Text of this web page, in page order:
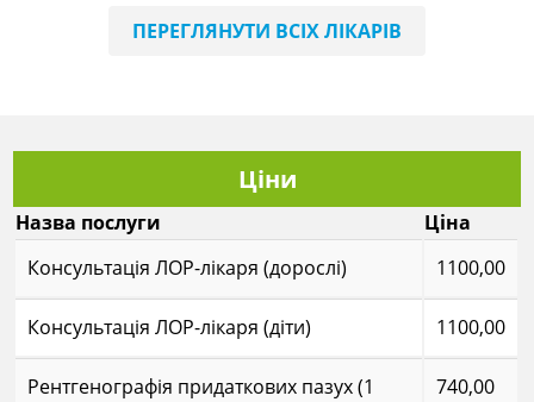
ПЕРЕГЛЯНУТИ ВСІХ ЛІКАРІВ
Ціни
Назва послуги
Ціна
Консультація ЛОР-лікаря (дорослі)
1100,00
Консультація ЛОР-лікаря (діти) 1100,00
Рентгенографія придаткових пазух (1
740,00